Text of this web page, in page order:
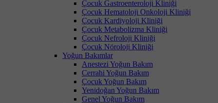
Çocuk Gastroenteroloji Kliniği
Çocuk Hematoloji Onkoloji Kliniği
Çocuk Kardiyoloji Kliniği
Çocuk Metabolizma Kliniği
Çocuk Nefroloji Kliniği
Çocuk Nöroloji Kliniği
Yoğun Bakımlar
Anestezi Yoğun Bakım
Cerrahi Yoğun Bakım
Çocuk Yoğun Bakım
Yenidoğan Yoğun Bakım
Genel Yoğun Bakım